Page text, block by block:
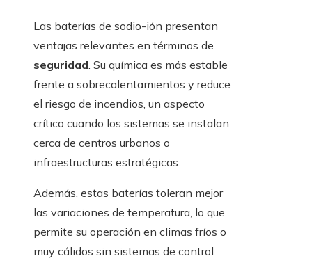
Las baterías de sodio-ión presentan
ventajas relevantes en términos de
seguridad. Su química es más estable
frente a sobrecalentamientos y reduce
el riesgo de incendios, un aspecto
crítico cuando los sistemas se instalan
cerca de centros urbanos o
infraestructuras estratégicas.
Además, estas baterías toleran mejor
las variaciones de temperatura, lo que
permite su operación en climas fríos o
muy cálidos sin sistemas de control